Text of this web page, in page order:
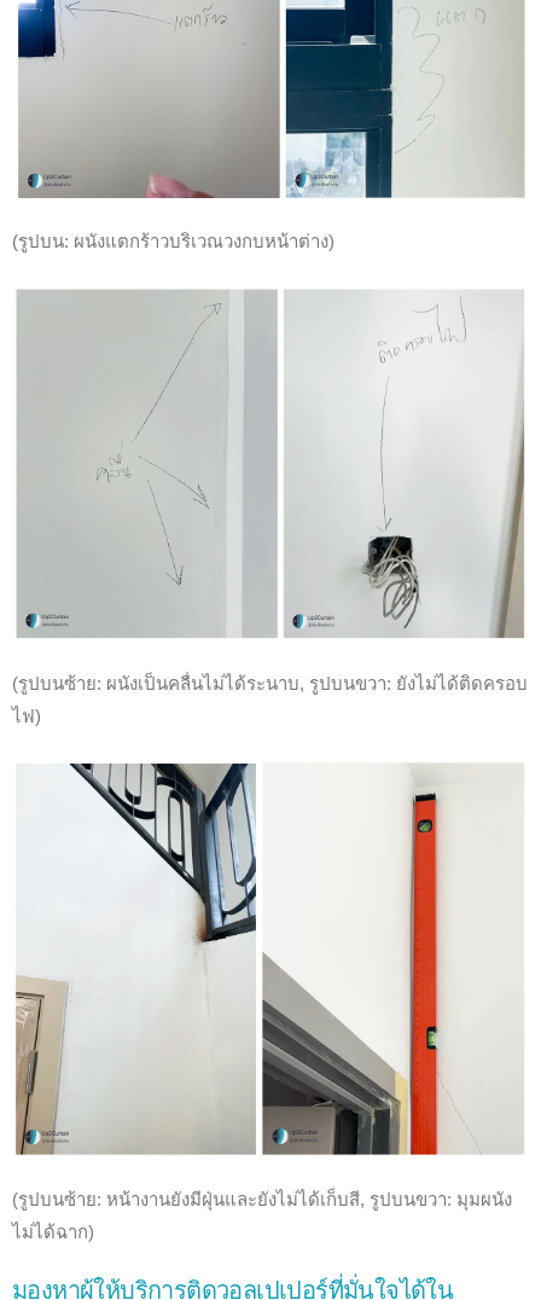
(รูปบน: ผนังแตกร้าวบริเวณวงกบหน้าต่าง)
(รูปบนซ้าย: ผนังเป็นคลื่นไม่ได้ระนาบ, รูปบนขวา: ยังไม่ได้ติดครอบ
ไฟ)
(รูปบนซ้าย: หน้างานยังมีฝุ่นและยังไม่ได้เก็บสี, รูปบนขวา: มุมผนัง
ไม่ได้ฉาก)
มองหาผู้ให้บริการติดวอลเปเปอร์ที่มั่นใจได้ใน